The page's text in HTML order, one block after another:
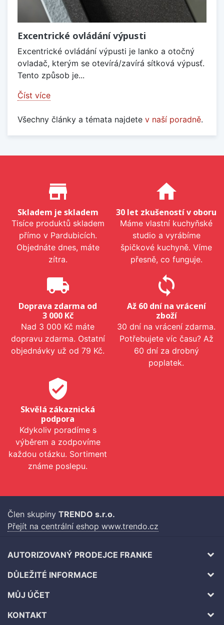
Excentrické ovládání výpusti
Excentrické ovládání výpusti je lanko a otočný
ovladač, kterým se otevírá/zavírá sítková výpusť.
Tento způsob je...
Číst více
Všechny články a témata najdete v naší poradně.
Proč nakupovat u nás?
store_mall_directory
Skladem je skladem
Tisíce produktů skladem
přímo v Pardubicích.
Objednáte dnes, máte
zítra.
home
30 let zkušeností v oboru
Máme vlastní kuchyňské
studio a vyrábíme
špičkové kuchyně. Víme
přesně, co funguje.
local_shipping
Doprava zdarma od
3 000 Kč
Nad 3 000 Kč máte
dopravu zdarma. Ostatní
objednávky už od 79 Kč.
sync
Až 60 dní na vrácení
zboží
30 dní na vrácení zdarma.
Potřebujete víc času? Až
60 dní za drobný
poplatek.
verified_user
Skvělá zákaznická
podpora
Kdykoliv poradíme s
výběrem a zodpovíme
každou otázku. Sortiment
známe poslepu.
Člen skupiny TRENDO s.r.o.
Přejít na centrální eshop www.trendo.cz
AUTORIZOVANÝ PRODEJCE FRANKE
DŮLEŽITÉ INFORMACE
MŮJ ÚČET
KONTAKT